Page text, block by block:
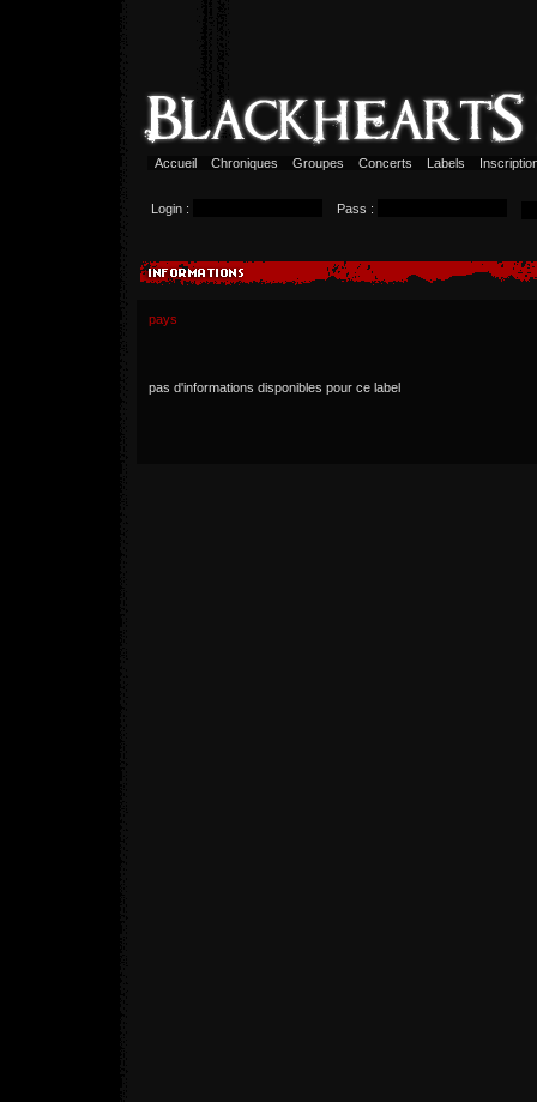
Accueil Chroniques Groupes Concerts Labels
Login : Pass :
pays
pas d'informations disponibles pour ce label